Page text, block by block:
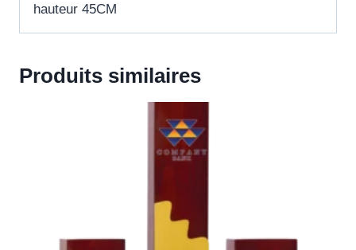
hauteur 45CM
Produits similaires